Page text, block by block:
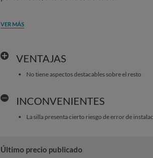
VER MÁS
VENTAJAS
No tiene aspectos destacables sobre el resto
INCONVENIENTES
La silla presenta cierto riesgo de error de
Último precio publicado